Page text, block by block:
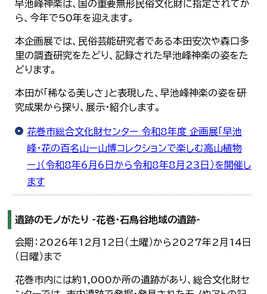
早池峰神楽は、国の重要無形民俗文化財に指定されてか
ら、今年で50年を迎えます。
本企画展では、民俗芸能研究者である本田安次や森口多
里の調査研究をたどり、記録された早池峰神楽の姿をた
どります。
本田が「稀なる美しさ」と表現した、早池峰神楽の姿を研
究成果から探り、展示・紹介します。
花巻市総合文化財センター 令和8年度 企画展「早池
峰・花の百名山ー山博コレクションで楽しむ高山植物
ー」（令和8年6月6日から令和8年8月23日）を開催し
ます
遺跡のモノがたり -花巻・石鳥谷地域の遺跡-
会期：2026年12月12日（土曜）から2027年2月14日
（日曜）まで
花巻市内には約1,000か所の遺跡があり、総合文化財セ